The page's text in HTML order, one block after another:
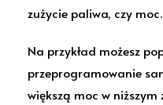
zużycie paliwa, czy moc.
Na przykład możesz
przeprogramowanie
większą moc w